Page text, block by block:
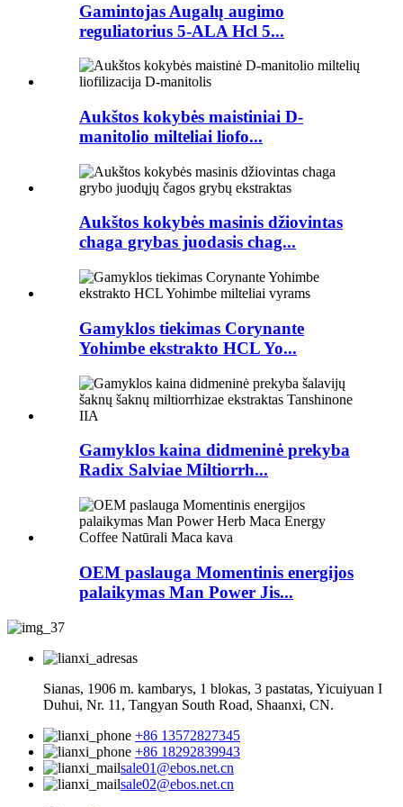
Gamintojas Augalų augimo
reguliatorius 5-ALA Hcl 5...
Aukštos kokybės maistiniai D-
manitolio milteliai liofo...
Aukštos kokybės masinis džiovintas
chaga grybas juodasis chag...
Gamyklos tiekimas Corynante
Yohimbe ekstrakto HCL Yo...
Gamyklos kaina didmeninė prekyba
Radix Salviae Miltiorrh...
OEM paslauga Momentinis energijos
palaikymas Man Power Jis...
Sianas, 1906 m. kambarys, 1 blokas, 3 pastatas, Yicuiyuan I
Duhui, Nr. 11, Tangyan South Road, Shaanxi, CN.
+86 13572827345
+86 18292839943
sale01@ebos.net.cn
sale02@ebos.net.cn